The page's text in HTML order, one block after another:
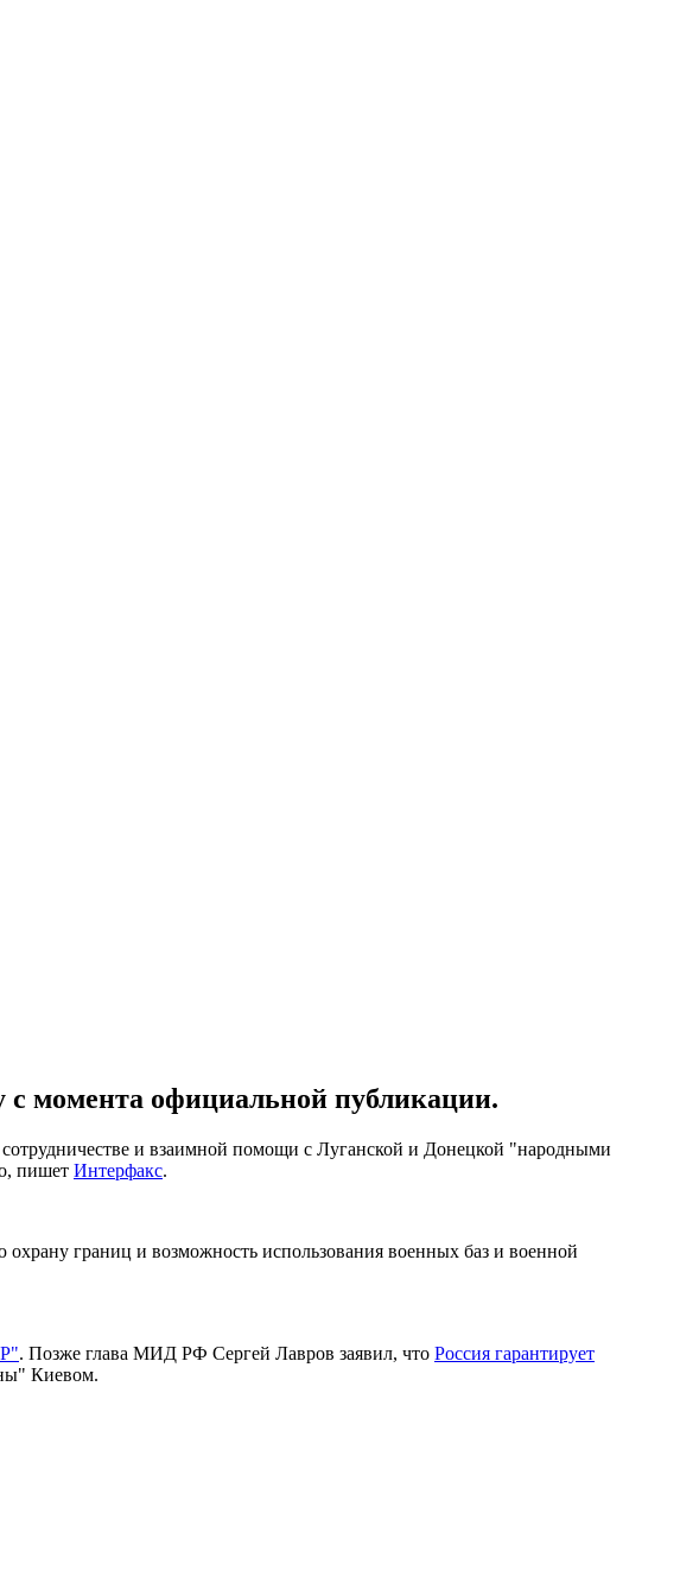
с момента официальной публикации.
и взаимной помощи с Луганской и Донецкой "народными
пишет Интерфакс.
границ и возможность использования военных баз и военной
. Позже глава МИД РФ Сергей Лавров заявил, что Россия гарантирует
Киевом.